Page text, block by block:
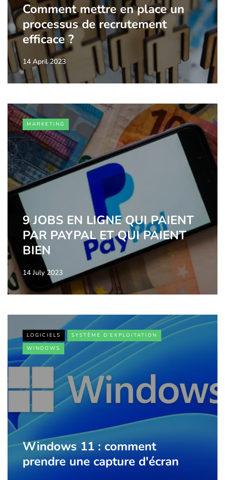
Comment mettre en place un
processus de recrutement
efficace ?
14 April 2023
MARKETING
9 JOBS EN LIGNE QUI PAIENT
PAR PAYPAL ET QUI PAIENT
BIEN
14 July 2023
LOGICIELS
SYSTÈME D'EXPLOITATION
WINDOWS
Windows 11 : comment
prendre une capture d'écran